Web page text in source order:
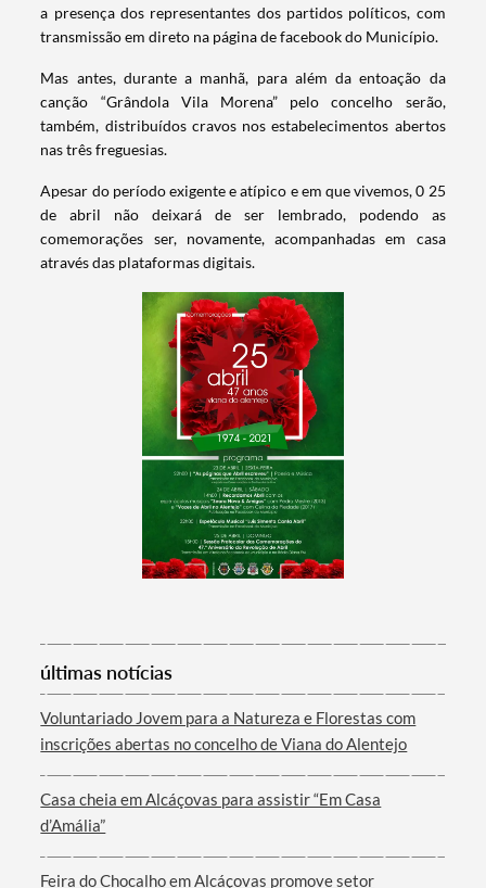
Termo de Pesquisa
Categorias gerais
a presença dos representantes dos partidos políticos, com
transmissão em direto na página de facebook do Município.
Mas antes, durante a manhã, para além da entoação da
canção “Grândola Vila Morena” pelo concelho serão,
também, distribuídos cravos nos estabelecimentos abertos
nas três freguesias.
Apesar do período exigente e atípico e em que vivemos, 0 25
de abril não deixará de ser lembrado, podendo as
comemorações ser, novamente, acompanhadas em casa
através das plataformas digitais.
últimas notícias
Voluntariado Jovem para a Natureza e Florestas com
inscrições abertas no concelho de Viana do Alentejo
Casa cheia em Alcáçovas para assistir “Em Casa
d’Amália”
Feira do Chocalho em Alcáçovas promove setor